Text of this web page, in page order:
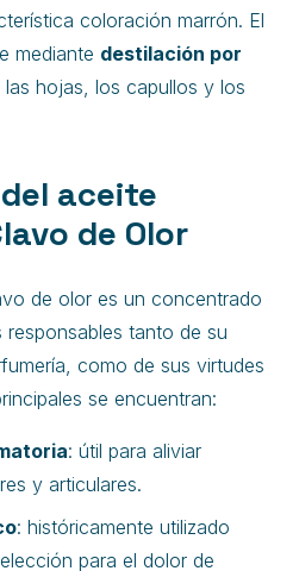
coloración marrón. El
mediante destilación por
las hojas, los capullos y los
aceite
de Olor
de olor es un concentrado
tanto de su
como de sus virtudes
se encuentran:
: útil para aliviar
y articulares.
: históricamente utilizado
para el dolor de